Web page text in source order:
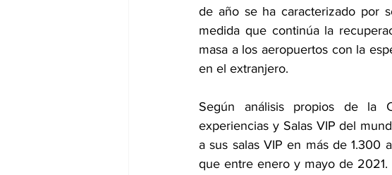
Sostenibilidad salud
de año se ha caracterizado por
medida que continúa la
masa a los aeropuertos con la
en el extranjero.
Según análisis propios de la
experiencias y Salas VIP del
a sus salas VIP en más de 1.300
que entre enero y mayo de